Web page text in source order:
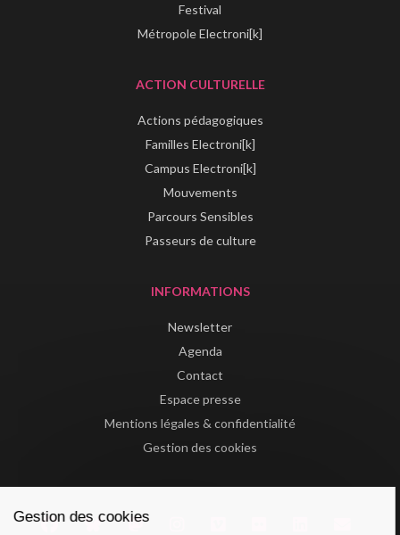
Festival
Métropole Electroni[k]
ACTION CULTURELLE
Actions pédagogiques
Familles Electroni[k]
Campus Electroni[k]
Mouvements
Parcours Sensibles
Passeurs de culture
INFORMATIONS
Newsletter
Agenda
Contact
Espace presse
Mentions légales & confidentialité
Gestion des cookies
Gestion des cookies